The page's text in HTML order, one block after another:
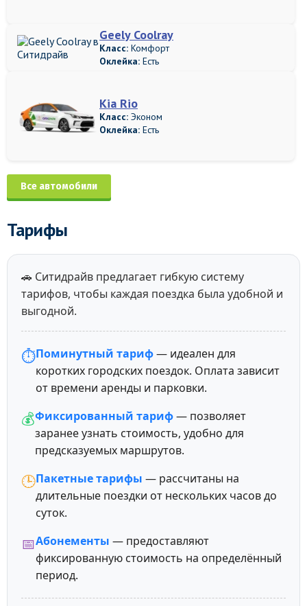
Geely Coolray
Класс: Комфорт
Оклейка: Есть
Kia Rio
Класс: Эконом
Оклейка: Есть
Все автомобили
Тарифы
🚗 Ситидрайв предлагает гибкую систему
тарифов, чтобы каждая поездка была удобной и
выгодной.
⏱️Поминутный тариф— идеален для
коротких городских поездок. Оплата зависит
от времени аренды и парковки.
💰Фиксированный тариф— позволяет
заранее узнать стоимость, удобно для
предсказуемых маршрутов.
🕒Пакетные тарифы — рассчитаны на
длительные поездки от нескольких часов до
суток.
📅Абонементы — предоставляют
фиксированную стоимость на определённый
период.